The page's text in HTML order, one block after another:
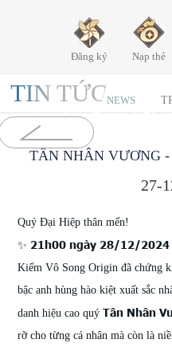
Đăng ký Nạp thẻ
TIN TỨCNEWS
TÂN NHÂN VƯƠNG
27-
Quý Đại Hiệp thân mến!
✨ 21h00 ngày 28/12/2024
Kiếm Vô Song Origin đã chứng
bậc anh hùng hào kiệt xuất sắc
danh hiệu cao quýTân Nhân
rỡ cho từng cá nhân mà còn là